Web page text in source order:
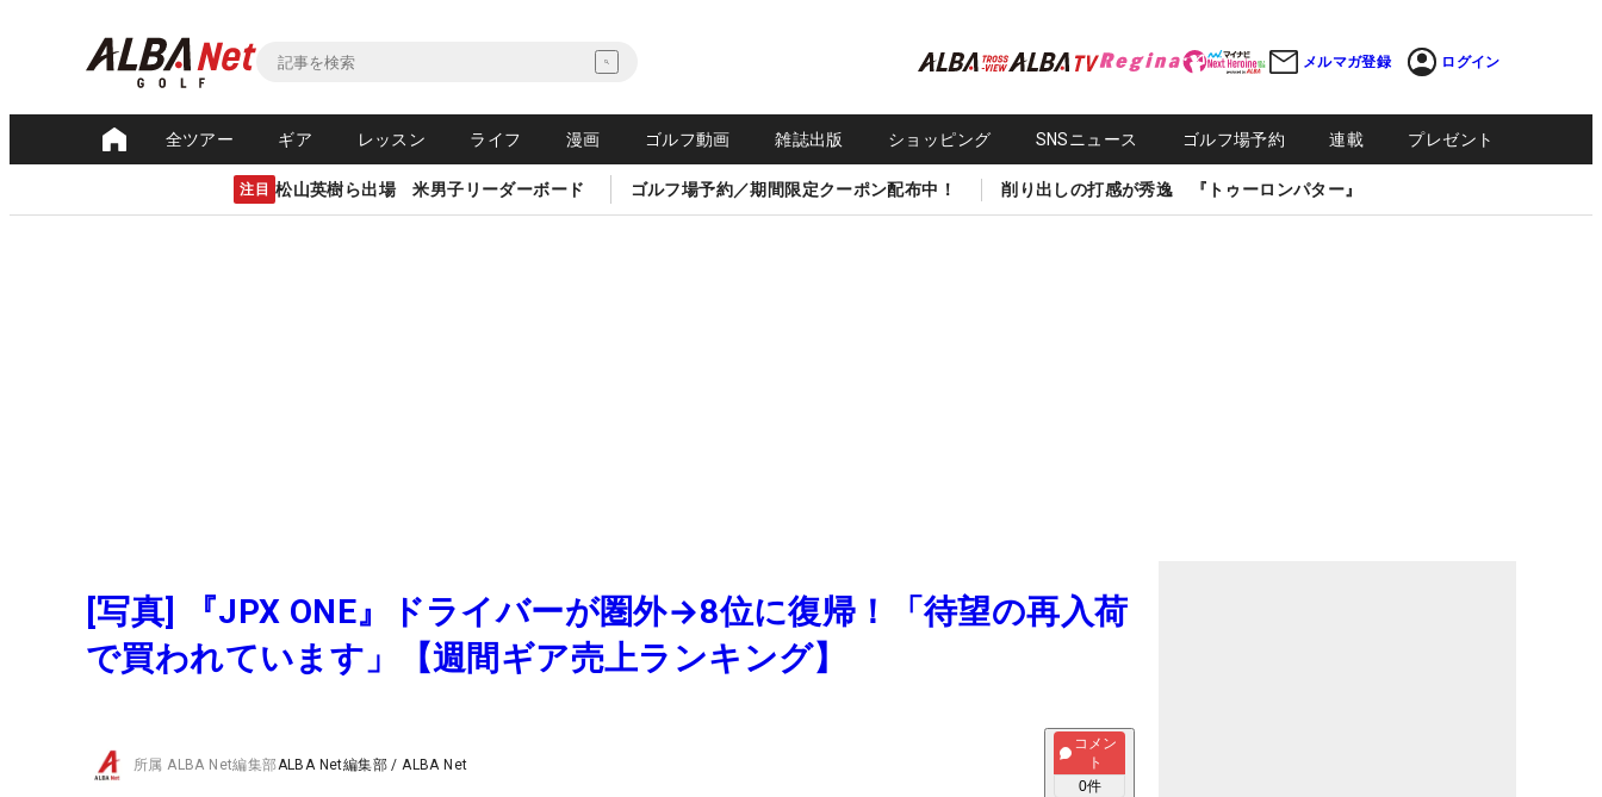
メルマガ登録 ログイン
全ツアー ギア レッスン ライフ 漫画 ゴルフ動画 雑誌出版 ショッピング SNSニュース ゴルフ場予約 連載 プレゼント
注目 松山英樹ら出場 米男子リーダーボード ゴルフ場予約／期間限定クーポン配布中！ 削り出しの打感が秀逸 『トゥーロンパター』
[写真] 『JPX ONE』ドライバーが圏外→8位に復帰！「待望の再入荷
で買われています」【週間ギア売上ランキング】
所属ALBA Net編集部ALBA Net編集部 /ALBA Net
コメン
ト
0件